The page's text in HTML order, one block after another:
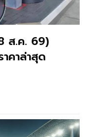
ส.ค. 69)
คาล่าสุด